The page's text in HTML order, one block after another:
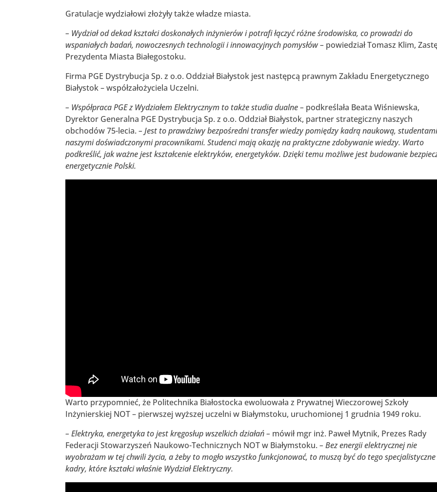
Gratulacje wydziałowi złożyły także władze miasta.
– Wydział od dekad kształci doskonałych inżynierów i potrafi łączyć różne środowiska, co prowadzi do
wspaniałych badań, nowoczesnych technologii i innowacyjnych pomysłów – powiedział Tomasz Klim,
Prezydenta Miasta Białegostoku.
Firma PGE Dystrybucja Sp. z o.o. Oddział Białystok jest następcą prawnym Zakładu Energetycznego
Białystok – współzałożyciela Uczelni.
– Współpraca PGE z Wydziałem Elektrycznym to także studia dualne – podkreślała Beata Wiśniewska,
Dyrektor Generalna PGE Dystrybucja Sp. z o.o. Oddział Białystok, partner strategiczny naszych
obchodów 75-lecia.– Jest to prawdziwy bezpośredni transfer wiedzy pomiędzy kadrą naukową,
naszymi doświadczonymi pracownikami. Studenci mają okazję na praktyczne zdobywanie wiedzy. Warto
podkreślić, jak ważne jest kształcenie elektryków, energetyków. Dzięki temu możliwe jest budowanie
energetycznie Polski.
Warto przypomnieć, że Politechnika Białostocka ewoluowała z Prywatnej Wieczorowej Szkoły
Inżynierskiej NOT – pierwszej wyższej uczelni w Białymstoku, uruchomionej 1 grudnia 1949 roku.
– Elektryka, energetyka to jest kręgosłup wszelkich działań – mówił mgr inż. Paweł Mytnik, Prezes Rady
Federacji Stowarzyszeń Naukowo-Technicznych NOT w Białymstoku.– Bez energii elektrycznej nie
wyobrażam w tej chwili życia, a żeby to mogło wszystko funkcjonować, to muszą być do tego specjalistyczne
kadry, które kształci właśnie Wydział Elektryczny.